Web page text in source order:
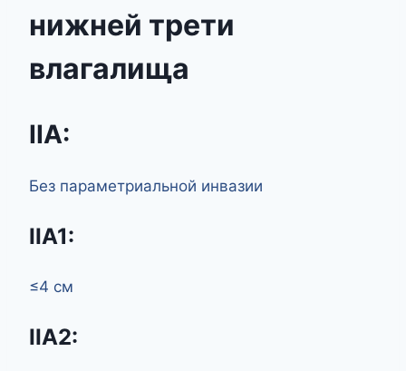
нижней трети
влагалища
IIA:
Без параметриальной инвазии
IIA1:
≤4 см
IIA2: